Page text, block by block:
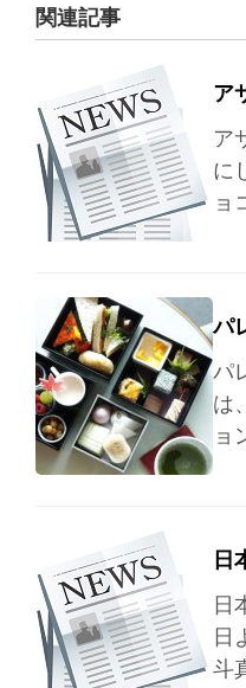
関連記事
ア
ア
に
ョ
パ
パ
は
ョ
日
日
日
斗